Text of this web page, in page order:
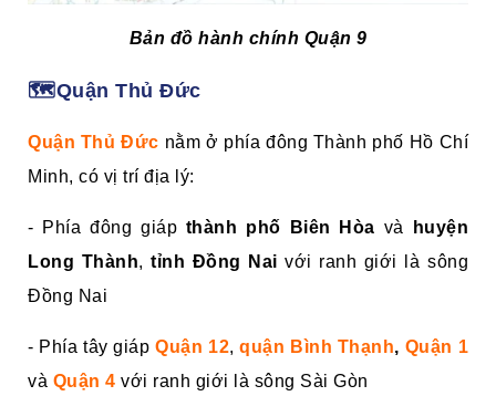
Bản đồ hành chính Quận 9
🗺️Quận Thủ Đức
Quận Thủ Đức nằm ở phía đông Thành phố Hồ Chí
Minh, có vị trí địa lý:
- Phía đông giáp thành phố Biên Hòa và
huyện
Long Thành,tỉnh Đồng Nai với ranh giới là sông
Đồng Nai
- Phía tây giápQuận 12,quận Bình Thạnh, Quận 1
và Quận 4 với ranh giới là sông Sài Gòn